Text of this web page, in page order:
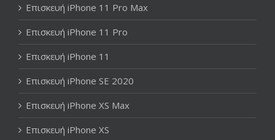
Επισκευή iPhone 11 Pro Max
Επισκευή iPhone 11 Pro
Επισκευή iPhone 11
Επισκευή iPhone SE 2020
Επισκευή iPhone XS Max
Επισκευή iPhone XS